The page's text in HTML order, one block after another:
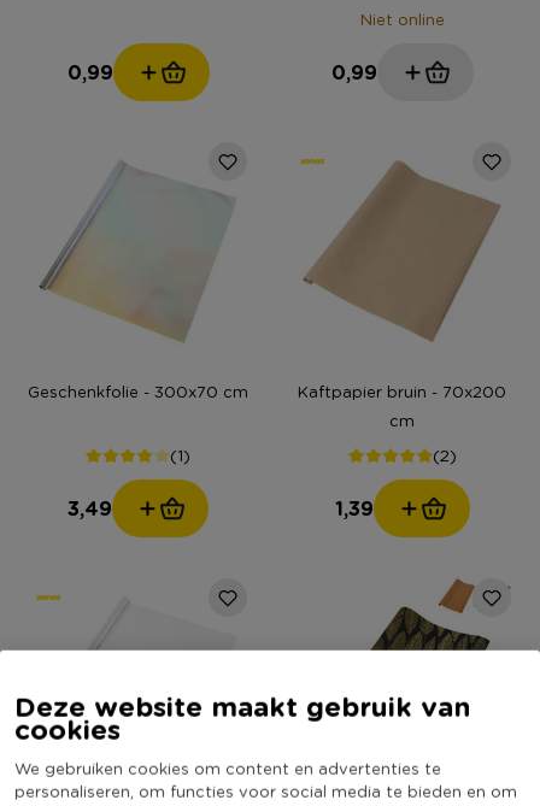
Deze website maakt gebruik van
cookies
We gebruiken cookies om content en advertenties te
personaliseren, om functies voor social media te bieden en om
0,99
Niet online
0,99
Geschenkfolie - 300x70 cm
(1)
3,49
Kaftpapier bruin - 70x200
cm
(2)
1,39